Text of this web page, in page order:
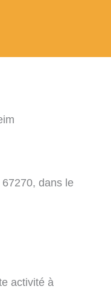
dans le
activité à